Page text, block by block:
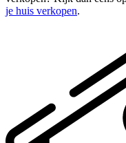
je huis verkopen.